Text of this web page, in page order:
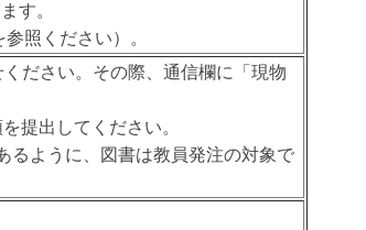
す。
照ください）。
ださい。その際、通信欄に「現物
提出してください。
るように、図書は教員発注の対象で